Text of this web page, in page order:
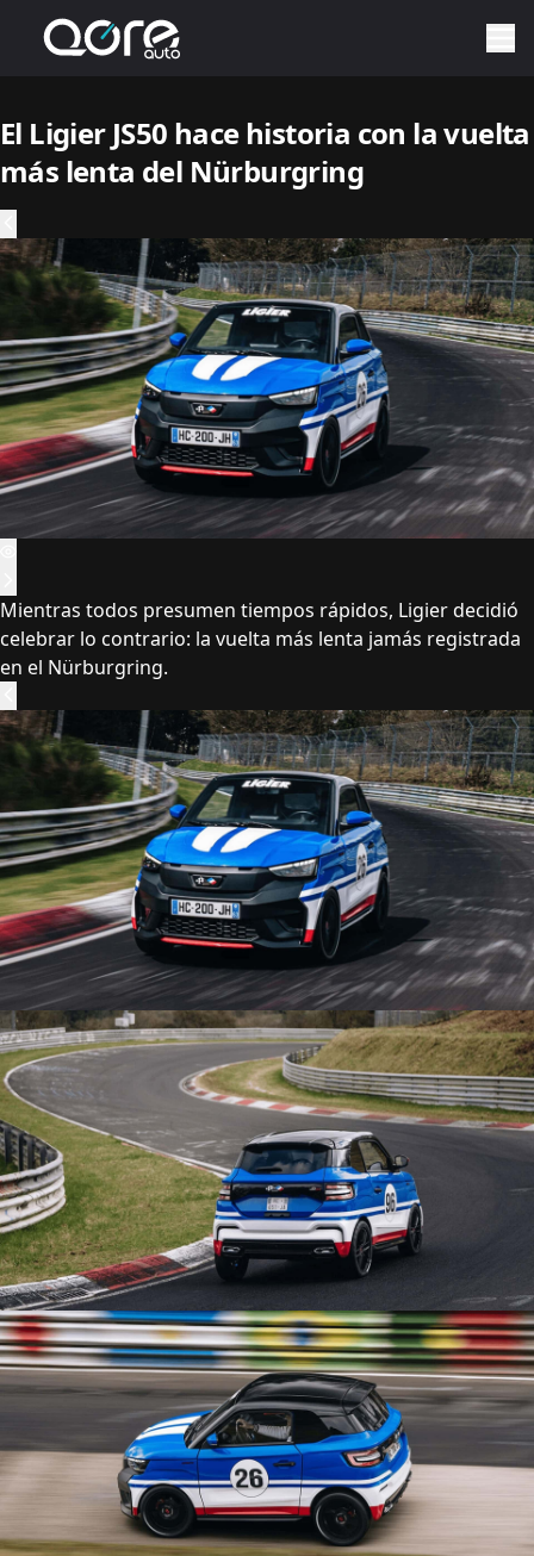
El Ligier JS50 hace historia con la vuelta
más lenta del Nürburgring
Mientras todos presumen tiempos rápidos, Ligier decidió
celebrar lo contrario: la vuelta más lenta jamás registrada
en el Nürburgring.